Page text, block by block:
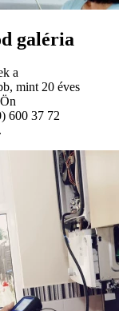
galéria
a
mint 20 éves
600 37 72